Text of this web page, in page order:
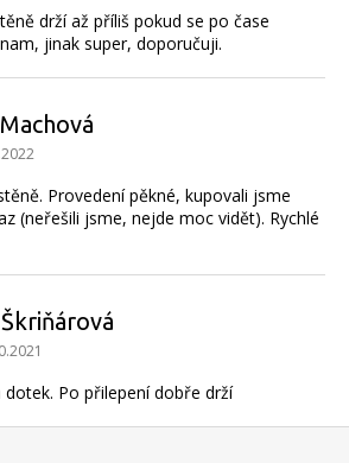
drží až příliš pokud se po čase
jinak super, doporučuji.
produktu je 5 z 5 hvězdiček.
Provedení pěkné, kupovali jsme
(neřešili jsme, nejde moc vidět). Rychlé
produktu je 5 z 5 hvězdiček.
Po přilepení dobře drží